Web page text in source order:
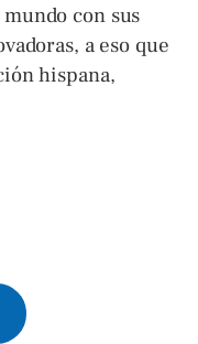
con sus
a eso que
hispana,